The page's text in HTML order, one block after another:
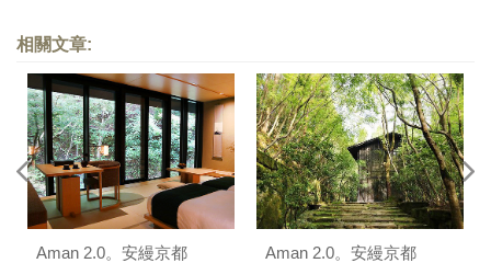
相關文章:
Aman 2.0。安縵京都
Aman 2.0。安縵京都